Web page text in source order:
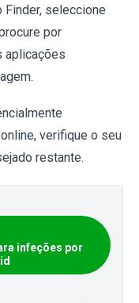
Finder, seleccione
por
aplicações
verifique o seu
restante.
infeções por